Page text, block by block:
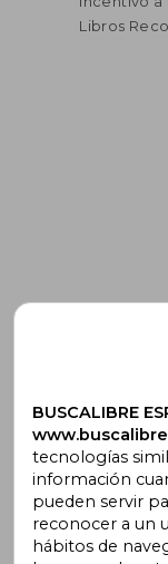
Libros
¿Necesitas
Ir a Centro de
BUSCALIBRE
tecnologías
información
pueden servir
reconocer a un
hábitos de